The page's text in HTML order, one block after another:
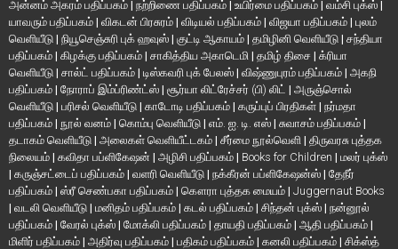
அன்னம் அகரம் பதிப்பகம் | நற்றிணை பதிப்பகம் | உயிர்மை பதிப்பகம் | வம்சி புக்ஸ் |
யாவரும் பதிப்பகம் | விகடன் பிரசுரம் | விடியல் பதிப்பகம் | விஜயா பதிப்பகம் | புலம்
வெளியீடு | நியூசெஞ்சுரி புக் ஹவுஸ் | குட்டி ஆகாயம் | தமிழினி வெளியீடு | சந்தியா
பதிப்பகம் | கிழக்கு பதிப்பகம் | சாகித்திய அகாடெமி | தமிழ் திசை | க்ரியா
வெளியீடு | சால்ட் பதிப்பகம் | டிஸ்கவரி புக் பேலஸ் | விஷ்ணுபுரம் பதிப்பகம் | அகநி
பதிப்பகம் | நோராப் இம்ப்ரிண்ட்ஸ் | சூர்யா லிட்ரேச்சர் (பி) லிட் | அருஞ்சொல்
வெளியீடு | பரிசல் வெளியீடு | காடோடி பதிப்பகம் | கருப்புப் பிரதிகள் | நர்மதா
பதிப்பகம் | நூல் வனம் | கொம்பு வெளியீடு | எம். ஐ. டி. எஸ் | சுவாசம் பதிப்பகம் |
தடாகம் வெளியீடு | அலைகள் வெளியீட்டகம் | சீர்மை நூல்வெளி | திருவரசு புத்தக
நிலையம் | கவிதா பப்ளிகேஷன் | அழிசி பதிப்பகம் | Books for Children | மலர் புக்ஸ்
| கருஞ்சட்டைப் பதிப்பகம் | வளரி வெளியீடு | நக்கீரன் பப்ளிகேஷன்ஸ் | தேநீர்
பதிப்பகம் | ஸ்ரீ செண்பகா பதிப்பகம் | கௌரா புத்தக மையம் | Juggernaut Books
| வடலி வெளியீடு | மனிதம் பதிப்பகம் | கடல் பதிப்பகம் | சிந்தன் புக்ஸ் | நன்னூல்
பதிப்பகம் | வேரல் புக்ஸ் | மோக்லி பதிப்பகம் | தாயதி பதிப்பகம் | ஆதி பதிப்பகம் |
மிளிர் பதிப்பகம் | அதிர்வு பதிப்பகம் | பதிகம் பதிப்பகம் | கனலி பதிப்பகம் | சிக்ஸ்த்